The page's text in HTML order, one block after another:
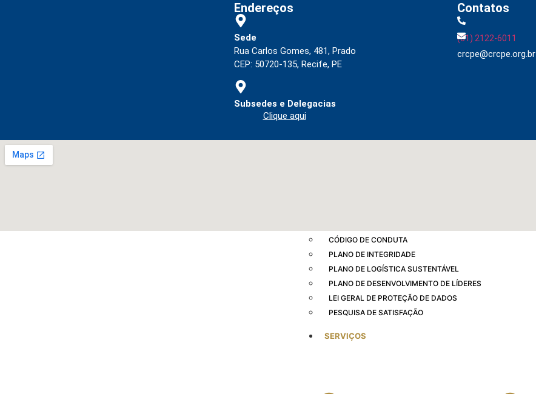
SOBRE A GOVERNANÇA
VICE-PRESIDÊNCIAS
CÓDIGO DE CONDUTA
PLANO DE INTEGRIDADE
PLANO DE LOGÍSTICA SUSTENTÁVEL
PLANO DE DESENVOLVIMENTO DE LÍDERES
LEI GERAL DE PROTEÇÃO DE DADOS
PESQUISA DE SATISFAÇÃO
SERVIÇOS
Endereços
Sede
Rua Carlos Gomes, 481, Prado
CEP: 50720-135, Recife, PE
Subsedes e Delegacias
Clique aqui
Contatos
(81) 2122-6011
crcpe@crcpe.org.br